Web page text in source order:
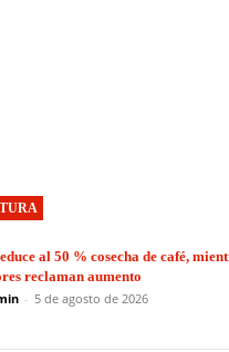
al 50 % cosecha de café,
reclaman aumento
- 5 de agosto de 2026